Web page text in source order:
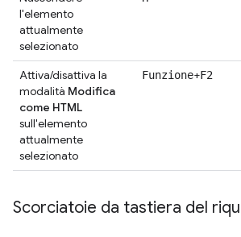
l'elemento
attualmente
selezionato
Attiva/disattiva la
modalità Modifica
come HTML
sull'elemento
attualmente
selezionato
Funzione+F2
Scorciatoie da tastiera del